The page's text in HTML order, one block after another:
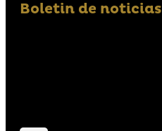
Boletin de noticias